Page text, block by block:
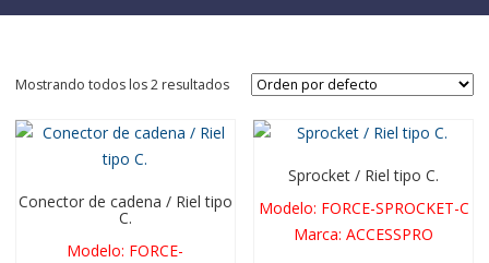
Mostrando todos los 2 resultados
Conector de cadena / Riel tipo
C.
Modelo: FORCE-
Sprocket / Riel tipo C.
Modelo: FORCE-SPROCKET-C
Marca:ACCESSPRO